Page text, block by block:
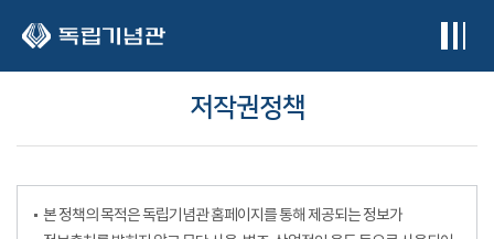
저작권정책
본 정책의 목적은 독립기념관 홈페이지를 통해 제공되는 정보가